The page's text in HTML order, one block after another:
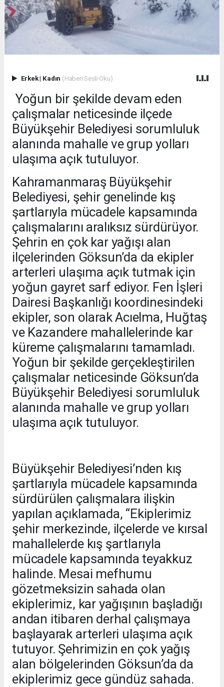
Erkek| Kadın (Haberi Sesli Oku)
Yoğun bir şekilde devam eden
çalışmalar neticesinde ilçede
Büyükşehir Belediyesi sorumluluk
alanında mahalle ve grup yolları
ulaşıma açık tutuluyor.
Kahramanmaraş Büyükşehir
Belediyesi, şehir genelinde kış
şartlarıyla mücadele kapsamında
çalışmalarını aralıksız sürdürüyor.
Şehrin en çok kar yağışı alan
ilçelerinden Göksun’da da ekipler
arterleri ulaşıma açık tutmak için
yoğun gayret sarf ediyor. Fen İşleri
Dairesi Başkanlığı koordinesindeki
ekipler, son olarak Acıelma, Huğtaş
ve Kazandere mahallelerinde kar
küreme çalışmalarını tamamladı.
Yoğun bir şekilde gerçekleştirilen
çalışmalar neticesinde Göksun’da
Büyükşehir Belediyesi sorumluluk
alanında mahalle ve grup yolları
ulaşıma açık tutuluyor.
Büyükşehir Belediyesi’nden kış
şartlarıyla mücadele kapsamında
sürdürülen çalışmalara ilişkin
yapılan açıklamada, “Ekiplerimiz
şehir merkezinde, ilçelerde ve kırsal
mahallelerde kış şartlarıyla
mücadele kapsamında teyakkuz
halinde. Mesai mefhumu
gözetmeksizin sahada olan
ekiplerimiz, kar yağışının başladığı
andan itibaren derhal çalışmaya
başlayarak arterleri ulaşıma açık
tutuyor. Şehrimizin en çok yağış
alan bölgelerinden Göksun’da da
ekiplerimiz gece gündüz sahada.